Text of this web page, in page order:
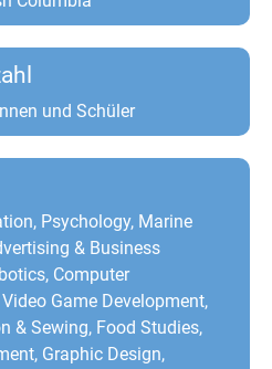
und Schüler
Psychology, Marine
& Business
Computer
Game Development,
& Sewing, Food Studies,
Graphic Design,